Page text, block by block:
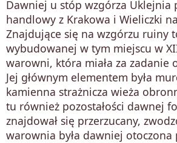
Dawniej u stóp wzgórza Uklejnia
handlowy z Krakowa i Wieliczki
Znajdujące się na wzgórzu ruiny
wybudowanej w tym miejscu w
warowni, która miała za zadanie
Jej głównym elementem była
kamienna strażnicza wieża
tu również pozostałości dawnej
znajdował się przerzucany,
warownia była dawniej otoczona